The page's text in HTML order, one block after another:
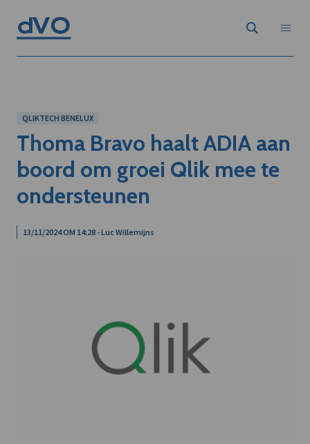
QLIKTECH BENELUX
Thoma Bravo haalt ADIA aan
boord om groei Qlik mee te
ondersteunen
13/11/2024 OM 14:28 - Luc Willemijns